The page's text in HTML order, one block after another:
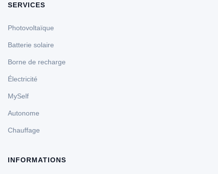
SERVICES
Photovoltaïque
Batterie solaire
Borne de recharge
Électricité
MySelf
Autonome
Chauffage
INFORMATIONS